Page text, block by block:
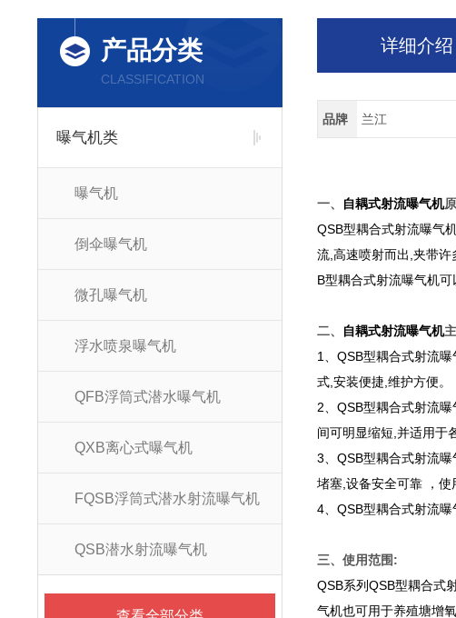
产品分类
CLASSIFICATION
曝气机类
曝气机
倒伞曝气机
微孔曝气机
浮水喷泉曝气机
QFB浮筒式潜水曝气机
QXB离心式曝气机
FQSB浮筒式潜水射流曝气机
QSB潜水射流曝气机
详细介绍
品牌 兰江
一、 自耦式射流曝气机
QSB型耦合式射流曝气
流,高速喷射而出,夹带
B型耦合式射流曝气机可
二、 自耦式射流曝气机
1、QSB型耦合式射流
式,安装便捷,维护方便。
2、QSB型耦合式射流
间可明显缩短,并适用于
3、QSB型耦合式射流
堵塞,设备安全可靠 ，使
4、QSB型耦合式射流
三、使用范围:
QSB系列QSB型耦合式
气机也可用于养殖塘增